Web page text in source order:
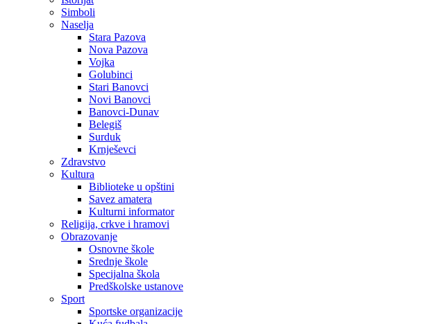
Simboli
Naselja
Stara Pazova
Nova Pazova
Vojka
Golubinci
Stari Banovci
Novi Banovci
Banovci-Dunav
Belegiš
Surduk
Krnješevci
Zdravstvo
Kultura
Biblioteke u opštini
Savez amatera
Kulturni informator
Religija, crkve i hramovi
Obrazovanje
Osnovne škole
Srednje škole
Specijalna škola
Predškolske ustanove
Sport
Sportske organizacije